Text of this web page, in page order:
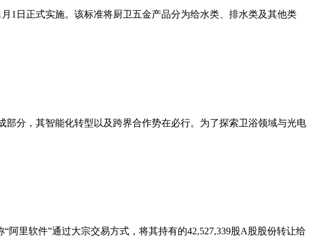
1日正式实施。该标准将厨卫五金产品分为给水类、排水类及其他类
分，其智能化转型以及跨界合作势在必行。为了探索卫浴领域与光电
里软件”通过大宗交易方式，将其持有的42,527,339股A股股份转让给